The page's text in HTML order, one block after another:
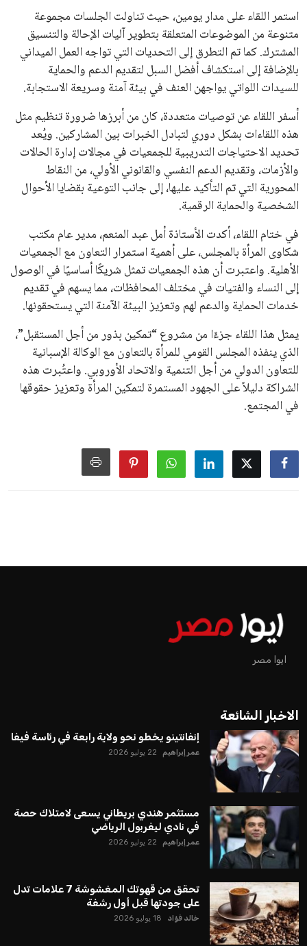
استمر اللقاء على مدار يومين، حيث تناولت الجلسات مجموعة
متنوعة من الموضوعات المتعلقة بتطوير آليات الإحالة والتنسيق
المشترك. كما تم التطرق إلى التحديات التي تواجه العمل الميداني
بالإضافة إلى استكشاف أفضل السبل لتقديم الدعم والحماية
للسيدات اللواتي يواجهن العنف في بيئة آمنة وسريعة الاستجابة.
أسفر اللقاء عن توصيات متعددة، كان من أبرزها ضرورة تنظيم مثل
هذه اللقاءات بشكل دوري لتبادل الخبرات بين المشاركين. ويُعد
تحديد الاحتياجات التدريبية للجمعيات في مجالات إدارة الحالات
والأزمات، وتقديم الدعم النفسي والقانوني الأولي، من النقاط
المحورية التي تم التأكيد عليها، إلى جانب التوعية بقضايا الأحوال
الشخصية والحماية الرقمية.
في ختام اللقاء، أكدت الأستاذة أمل عبد المنعم، مدير عام مكتب
شكاوى المرأة بالمجلس، على أهمية استمرار التعاون مع الجمعيات
الأهلية. واعتبرت أن هذه الجمعيات تمثل شريكًا أساسيًا في الوصول
إلى النساء والفتيات في مختلف المحافظات، مما يسهم في تقديم
خدمات الحماية والدعم لهم وتعزيز البيئة الآمنة التي يستحقونها.
يمثل هذا اللقاء جزءًا من مشروع “تمكين بذور من أجل المستقبل”،
الذي ينفذه المجلس القومي للمرأة بالتعاون مع الوكالة الإسبانية
للتعاون الدولي من أجل التنمية والاتحاد الأوروبي. واعتُبرت هذه
الشراكة دليلاً على الجهود المستمرة لتمكين المرأة وتعزيز حقوقها
في المجتمع.
ايوا مصر
الاخبار الشائعة
إنفانتينو يخطو نحو ولاية رابعة في رئاسة فيفا
عمر إبراهيم 22 يوليو 2026
مستثمر هندي بريطاني يسعى لامتلاك حصة
في نادي ليفربول الرياضي
عمر إبراهيم 22 يوليو 2026
تحقق من قهوتك المغشوشة 7 علامات تدل
على جودتها قبل أول رشفة
خالد فؤاد 18 يوليو 2026